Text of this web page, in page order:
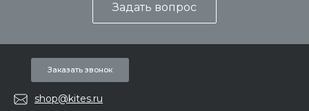
Задать вопрос
Заказать звонок
shop@kites.ru